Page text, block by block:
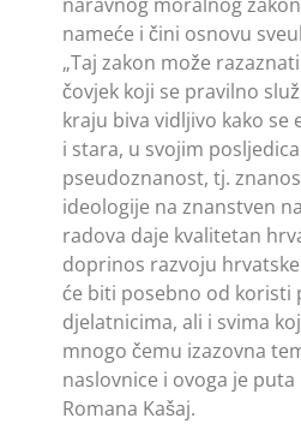
nameće i čini osnovu
„Taj zakon može
čovjek koji se pravilno
kraju biva vidljivo kako se
i stara, u svojim
pseudoznanost, tj.
ideologije na znanstven
radova daje kvalitetan
doprinos razvoju
će biti posebno od koristi
djelatnicima, ali i svima
mnogo čemu izazovna
naslovnice i ovoga je
Romana Kašaj.